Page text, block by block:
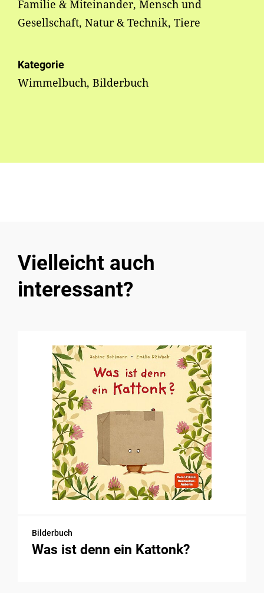
Familie & Miteinander, Mensch und
Gesellschaft, Natur & Technik, Tiere
Kategorie
Wimmelbuch, Bilderbuch
Vielleicht auch
interessant?
Bilderbuch
Was ist denn ein Kattonk?